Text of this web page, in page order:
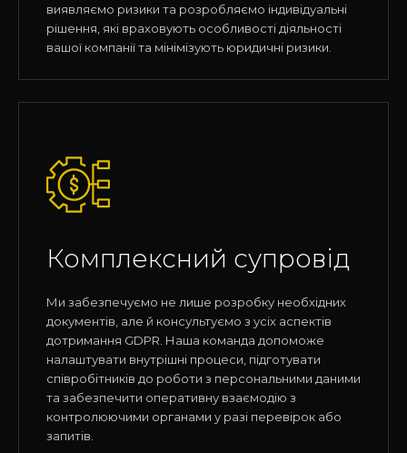
виявляємо ризики та розробляємо індивідуальні
рішення, які враховують особливості діяльності
вашої компанії та мінімізують юридичні ризики.
Комплексний супровід
Ми забезпечуємо не лише розробку необхідних
документів, але й консультуємо з усіх аспектів
дотримання GDPR. Наша команда допоможе
налаштувати внутрішні процеси, підготувати
співробітників до роботи з персональними даними
та забезпечити оперативну взаємодію з
контролюючими органами у разі перевірок або
запитів.